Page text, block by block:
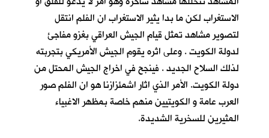
الاستغراب لكن ما بدا يثير الاستغراب ان الفلم انتقل
لتصوير مشاهد تمثل قيام الجيش العراقي بغزو مفاجئ
لدولة الكويت . وعلى اثره يقوم الجيش الأمريكي بتجربته
لذلك السلاح الجديد . فينجح في اخراج الجيش المحتل من
دولة الكويت. الأمر الذي اثار اشمئزازنا هو ان الفلم صور
العرب عامة و الكويتيين منهم خاصة بمظهر الاغبياء
المثيرين للسخرية الشديدة.